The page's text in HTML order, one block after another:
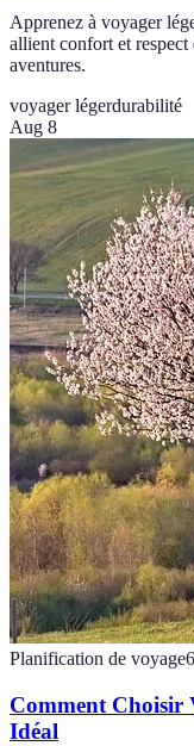
Apprenez à voyager
allient confort et
aventures.
voyager légerdurabilité
Aug 8
Planification de voyage6
Comment
Idéal